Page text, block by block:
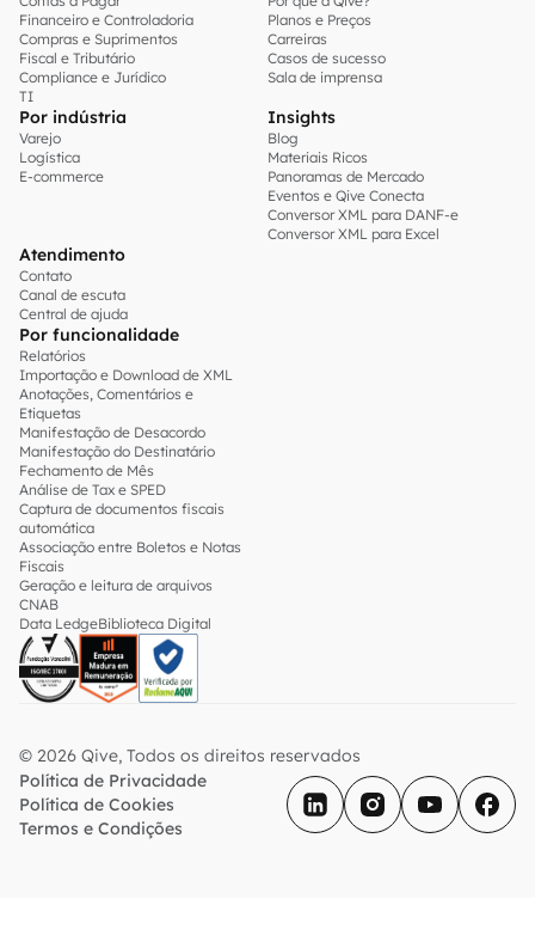
Financeiro e Controladoria
Compras e Suprimentos
Fiscal e Tributário
Compliance e Jurídico
TI
Planos e Preços
Carreiras
Casos de sucesso
Sala de imprensa
Por indústria
Varejo
Logística
E-commerce
Insights
Blog
Materiais Ricos
Panoramas de Mercado
Eventos e Qive Conecta
Conversor XML para DANF-e
Conversor XML para Excel
Atendimento
Contato
Canal de escuta
Central de ajuda
Por funcionalidade
Relatórios
Importação e Download de XML
Anotações, Comentários e
Etiquetas
Manifestação de Desacordo
Manifestação do Destinatário
Fechamento de Mês
Análise de Tax e SPED
Captura de documentos fiscais
automática
Associação entre Boletos e Notas
Fiscais
Geração e leitura de arquivos
CNAB
Data LedgeBiblioteca Digital
© 2026 Qive, Todos os direitos reservados
Política de Privacidade
Política de Cookies
Termos e Condições